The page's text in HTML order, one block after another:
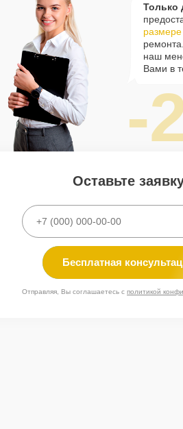
Только
наш
Вами в
-
Оставьте
Бесплатная
Отправляя, Вы соглашаетесь сполитикой